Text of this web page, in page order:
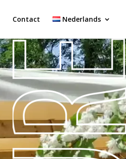
Contact Nederlands